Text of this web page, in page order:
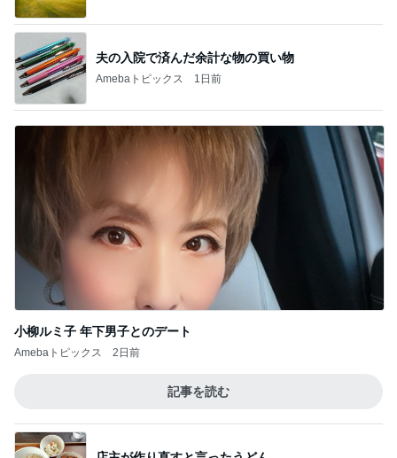
夫の入院で済んだ余計な物の買い物
Amebaトピックス 1日前
小柳ルミ子 年下男子とのデート
Amebaトピックス 2日前
記事を読む